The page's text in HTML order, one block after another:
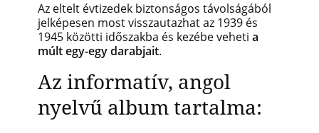
Az eltelt évtizedek biztonságos távolságából
jelképesen most visszautazhat az 1939 és
1945 közötti időszakba és kezébe veheti a
múlt egy-egy darabjait.
Az informatív, angol
nyelvű album tartalma: